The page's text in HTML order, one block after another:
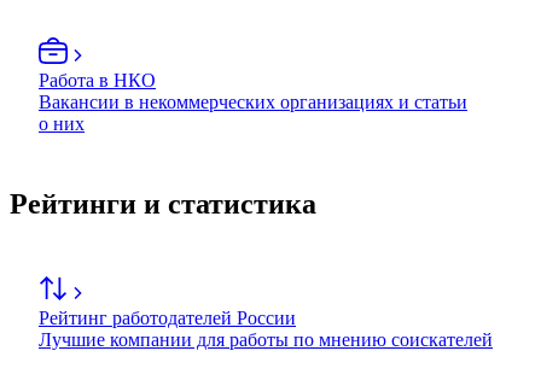
Работа в НКО
Вакансии в некоммерческих организациях и статьи
о них
Рейтинги и статистика
Рейтинг работодателей России
Лучшие компании для работы по мнению соискателей